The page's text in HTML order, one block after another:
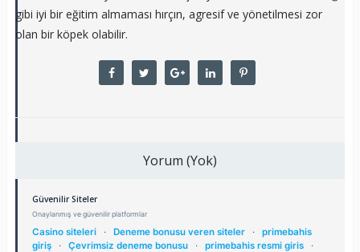
gibi iyi bir eğitim almaması hırçın, agresif ve yönetilmesi zor
olan bir köpek olabilir.
Yorum (Yok)
Güvenilir Siteler
Onaylanmış ve güvenilir platformlar
Casino siteleri · Deneme bonusu veren siteler ·
primebahis
giriş
· Çevrimsiz deneme bonusu · primebahis resmi giris
·